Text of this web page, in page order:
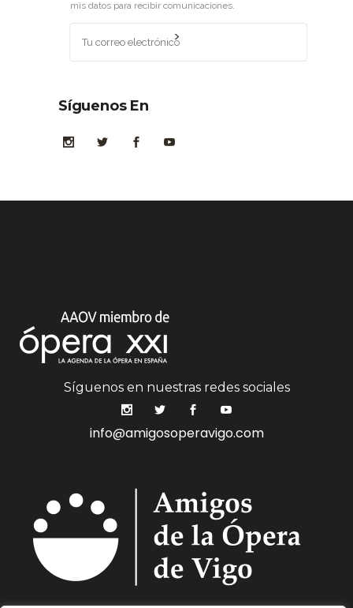
mis datos para recibir comunicaciones.
Síguenos En
Síguenos en nuestras redes sociales
info@amigosoperavigo.com